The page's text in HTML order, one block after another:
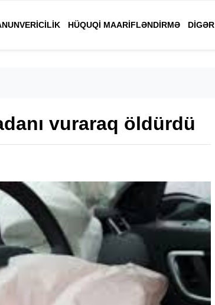
HÜQUQI MAARIFLƏNDIRMƏ DIGƏR
vuraraq öldürdü